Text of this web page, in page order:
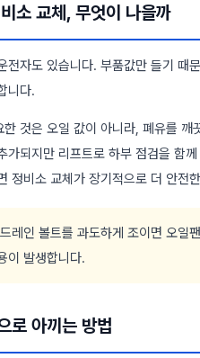
소 교체, 무엇이 나을까
전자도 있습니다. 부품값만 들기 때
니다.
것은 오일 값이 아니라, 폐유를
가되지만 리프트로 하부 점검을 함
정비소 교체가 장기적으로 더 안전
레인 볼트를 과도하게 조이면 오일
이 발생합니다.
로 아끼는 방법